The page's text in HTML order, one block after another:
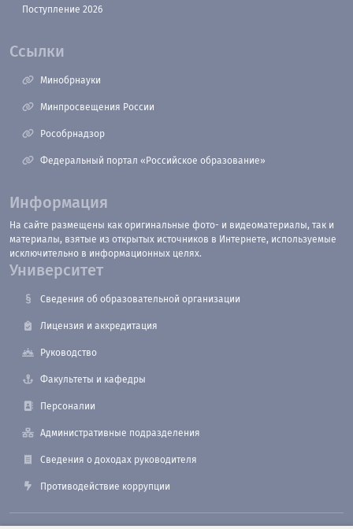
Поступление 2026
Ссылки
Минобрнауки
Минпросвещения России
Рособрнадзор
Федеральный портал «Российское образование»
Информация
На сайте размещены как оригинальные фото- и видеоматериалы, так и
материалы, взятые из открытых источников в Интернете, используемые
исключительно в информационных целях.
Университет
Сведения об образовательной организации
Лицензия и аккредитация
Руководство
Факультеты и кафедры
Персоналии
Административные подразделения
Сведения о доходах руководителя
Противодействие коррупции